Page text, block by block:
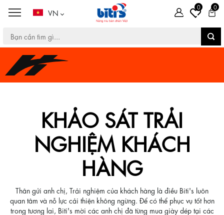
VN
0 0
KHẢO SÁT TRẢI
NGHIỆM KHÁCH
HÀNG
Thân gửi anh chị, Trải nghiệm của khách hàng là điều Biti's luôn
quan tâm và nỗ lực cải thiện không ngừng. Để có thể phục vụ tốt hơn
trong tương lai, Biti's mời các anh chị đã từng mua giày dép tại các